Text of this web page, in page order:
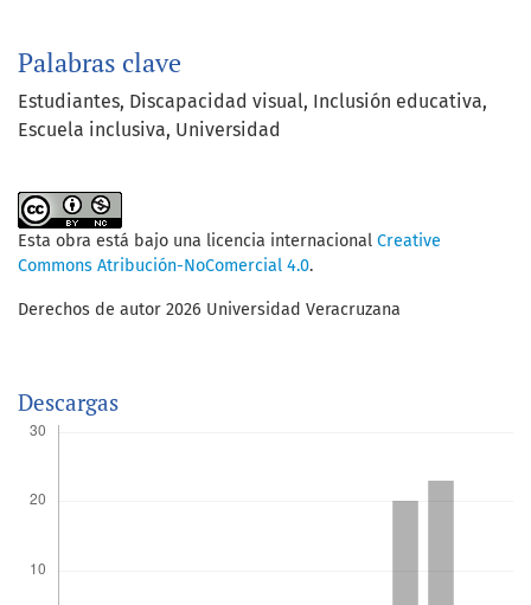
Palabras clave
Estudiantes, Discapacidad visual, Inclusión educativa,
Escuela inclusiva, Universidad
Esta obra está bajo una licencia internacional Creative
Commons Atribución-NoComercial 4.0.
Derechos de autor 2026 Universidad Veracruzana
Descargas